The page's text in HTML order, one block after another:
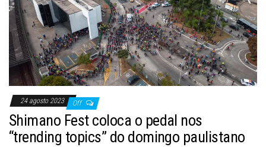
24 agosto 2023 Off
Shimano Fest coloca o pedal nos
“trending topics” do domingo paulistano